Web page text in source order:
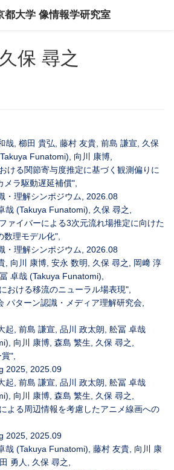
都大学 像情報学研究室
久保 尋之
哉, 櫛田 貴弘, 藤村 友貴, 前島 謙宣, 久保
Funatomi), 向川 康博,
ける関節寄与度推定に基づく観測偏りに
メラ駆動遅延補償",
・理解シンポジウム, 2026.08
哉 (Takuya Funatomi), 久保 尋之,
ァイバーによる3次元流れ場推定に向けた
数理モデル化",
・理解シンポジウム, 2026.08
, 向川 康博, 安永 数明, 久保 尋之, 岡﨑 淳
卓哉 (Takuya Funatomi),
おける移流のニューラル場表現",
パターン認識・メディア理解研究会,
起, 前島 謙宣, 品川 政太朗, 舩冨 卓哉
向川 康博, 森島 繁生, 久保 尋之,
",
2025, 2025.09
起, 前島 謙宣, 品川 政太朗, 舩冨 卓哉
向川 康博, 森島 繁生, 久保 尋之,
よる周辺情報を考慮したアニメ線画への
2025, 2025.09
哉 (Takuya Funatomi), 藤村 友貴, 向川 康
勇人, 久保 尋之,